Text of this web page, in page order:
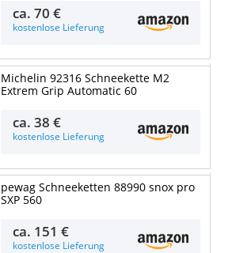
ca.70 €
kostenlose Lieferung
Michelin 92316 Schneekette M2
Extrem Grip Automatic 60
ca.38 €
kostenlose Lieferung
pewag Schneeketten 88990 snox pro
SXP 560
ca. 151 €
kostenlose Lieferung